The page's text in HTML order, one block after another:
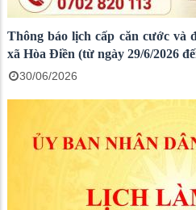
Thông báo lịch cấp căn cước và
xã Hòa Điền (từ ngày 29/6/2026
30/06/2026